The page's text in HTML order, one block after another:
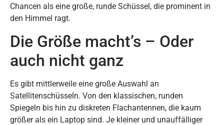
Chancen als eine große, runde Schüssel, die prominent in
den Himmel ragt.
Die Größe macht’s – Oder
auch nicht ganz
Es gibt mittlerweile eine große Auswahl an
Satellitenschüsseln. Von den klassischen, runden
Spiegeln bis hin zu diskreten Flachantennen, die kaum
größer als ein Laptop sind. Je kleiner und unauffälliger